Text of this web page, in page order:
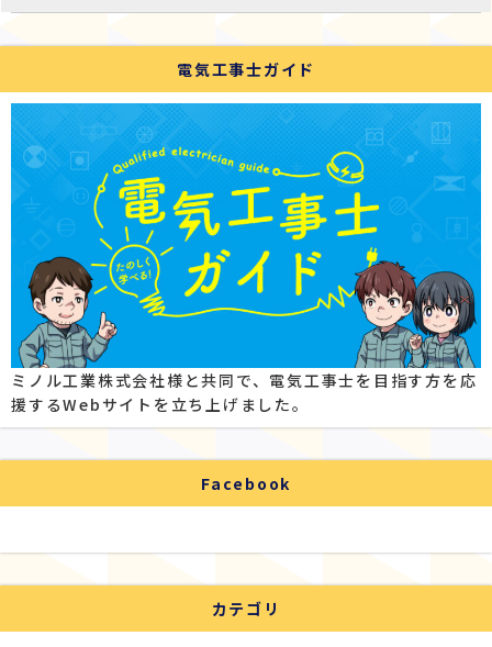
電気工事士ガイド
ミノル工業株式会社様と共同で、電気工事士を目指す方を応
援するWebサイトを立ち上げました。
Facebook
カテゴリ